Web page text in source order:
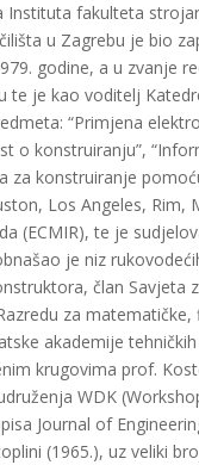
fakulteta
u Zagrebu je bio
godine, a u zvanje
je kao voditelj
“Primjena
o konstruiranju”,
za konstruiranje
Los Angeles,
(ECMIR), te je
je niz
član Savjeta
za
akademije
krugovima prof.
WDK
Journal of
(1965.), uz veliki